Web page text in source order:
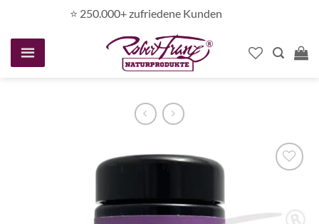
springen
⭐️ 250.000+ zufriedene Kunden